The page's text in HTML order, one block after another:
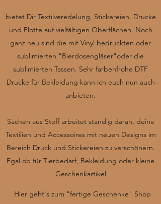
bietet Dir Textilveredelung, Stickereien, Drucke
und Plotte auf vielfältigen Oberflächen. Noch
ganz neu sind die mit Vinyl bedruckten oder
sublimierten "Bierdosengläser"oder die
sublimierten Tassen. Sehr farbenfrohe DTF
Drucke für Bekleidung kann ich euch nun auch
anbieten.
Sachen aus Stoff arbeitet ständig daran, deine
Textilien und Accessoires mit neuen Designs im
Bereich Druck und Stickereien zu verschönern.
Egal ob für Tierbedarf, Bekleidung oder kleine
Geschenkartikel
Hier geht's zum "fertige Geschenke" Shop